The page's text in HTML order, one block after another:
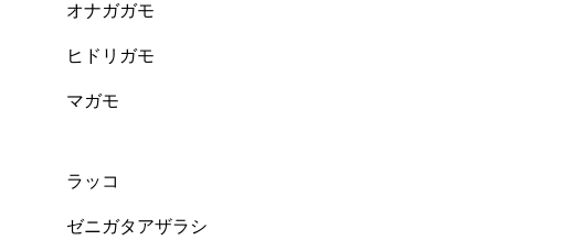
オナガガモ
ヒドリガモ
マガモ
ラッコ
ゼニガタアザラシ